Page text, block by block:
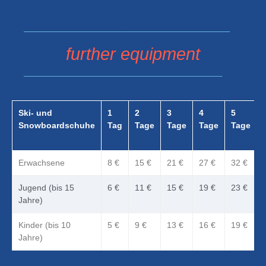
further equipment
Ski- und
Snowboardschuhe
1
Tag
2
Tage
3
Tage
4
Tage
5
Tage
Erwachsene 8 € 15 € 21 € 27 € 32 €
Jugend (bis 15
Jahre)
6 € 11 € 15 € 19 € 23 €
Kinder (bis 10
Jahre)
5 € 9 € 13 € 16 € 19 €